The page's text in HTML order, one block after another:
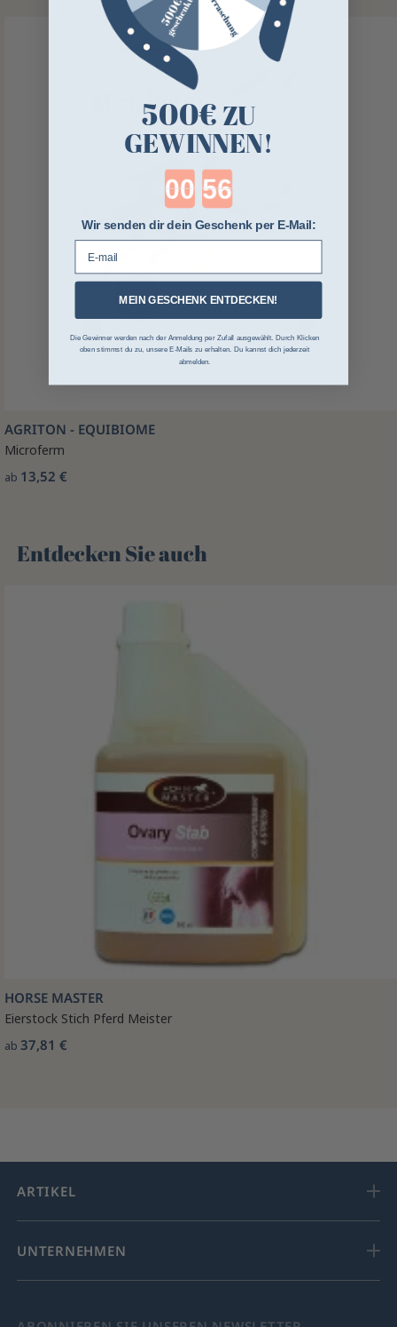
AGRITON - EQUIBIOME
Microferm
ab 13,52 €
Entdecken Sie auch 🌻
HORSE MASTER
Eierstock Stich Pferd Meister
ab 37,81 €
ARTIKEL
UNTERNEHMEN
500€ ZU
GEWINNEN!
Countdown ends in:
Wir senden dir dein Geschenk per E-Mail:
MEIN GESCHENK ENTDECKEN!
Die Gewinner werden nach der Anmeldung per Zufall ausgewählt. Durch Klicken
oben stimmst du zu, unsere E-Mails zu erhalten. Du kannst dich jederzeit
abmelden.